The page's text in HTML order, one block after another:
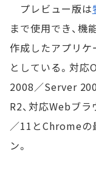
プレビュー版は
まで使用でき、機
作成したアプリ
としている。対
2008／Server
R2、対応Webブ
／11とChromeの
ン。